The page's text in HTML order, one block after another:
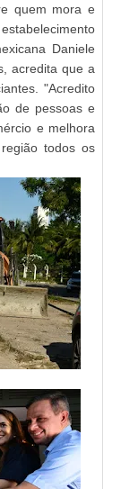
quem mora e
Daniele
acredita que a
"Acredito
de pessoas e
e melhora
todos os